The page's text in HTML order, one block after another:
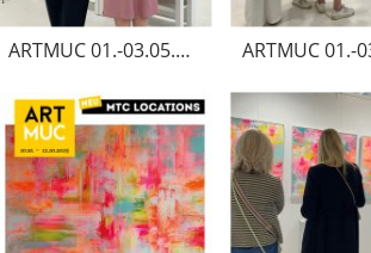
ARTMUC 01.-03.05.2026